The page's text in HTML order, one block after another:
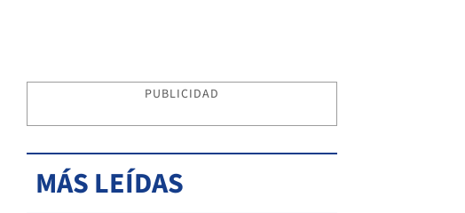
PUBLICIDAD
MÁS LEÍDAS